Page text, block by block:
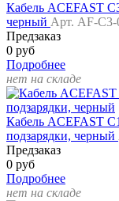
Кабель ACEFAST
черный Арт. AF-
Предзаказ
0 руб
Подробнее
нет на складе
Кабель ACEFAST
подзарядки, черный
Предзаказ
0 руб
Подробнее
нет на складе